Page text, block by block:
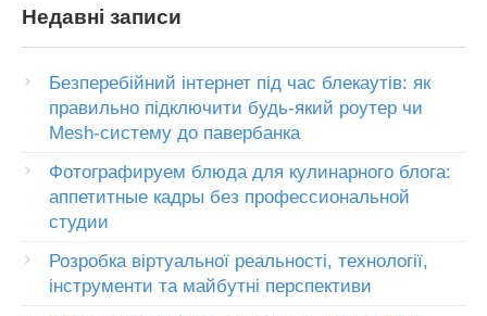
Недавні записи
Безперебійний інтернет під час блекаутів: як
правильно підключити будь-який роутер чи
Mesh-систему до павербанка
Фотографируем блюда для кулинарного блога:
аппетитные кадры без профессиональной
студии
Розробка віртуальної реальності, технології,
інструменти та майбутні перспективи